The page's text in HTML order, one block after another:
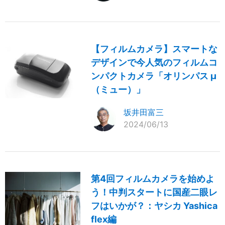
【フィルムカメラ】スマートな
デザインで今人気のフィルムコ
ンパクトカメラ「オリンパス μ
（ミュー）」
坂井田富三
2024/06/13
第4回フィルムカメラを始めよ
う！中判スタートに国産二眼レ
フはいかが？：ヤシカ Yashica
flex編